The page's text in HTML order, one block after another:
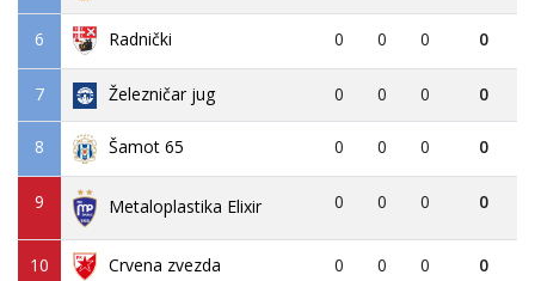
6 Radnički 0 0 0 0
7 Železničar jug 0 0 0 0
8 Šamot 65 0 0 0 0
9 Metaloplastika Elixir 0 0 0 0
10 Crvena zvezda 0 0 0 0